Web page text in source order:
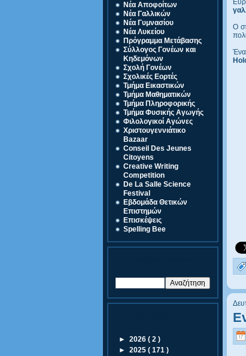
Νέα Αποφοίτων
Νέα Γαλλικών
Νέα Γυμνασίου
Νέα Λυκείου
Πρόγραμμα Μετάβασης
Σύλλογος Γονέων και
Κηδεμόνων
Σχολή Γονέων
Σχολικές Εορτές
Τμήμα Εικαστικών
Τμήμα Μαθηματικών
Τμήμα Πληροφορικής
Τμήμα Φυσικής Αγωγής
Φιλολογικοί Αγώνες
Χριστουγεννιάτικο
Bazaar
Conseil Des Jeunes
Citoyens
Creative Writing
Competition
De La Salle Science
Festival
Eβδομάδα Θετικών
Επιστημών
Eπισκέψεις
Spelling Bee
► 2026 ( 2 )
► 2025 ( 171 )
Ο